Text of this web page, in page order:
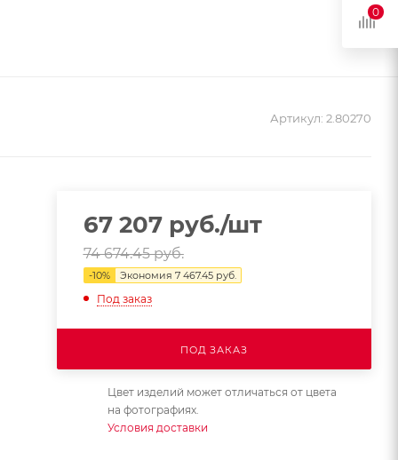
Артикул: 2.80270
67 207руб./шт
74 674.45руб.
-10% Экономия 7 467.45руб.
Под заказ
ПОД ЗАКАЗ
Цвет изделий может отличаться от цвета
на фотографиях.
Условия доставки
0